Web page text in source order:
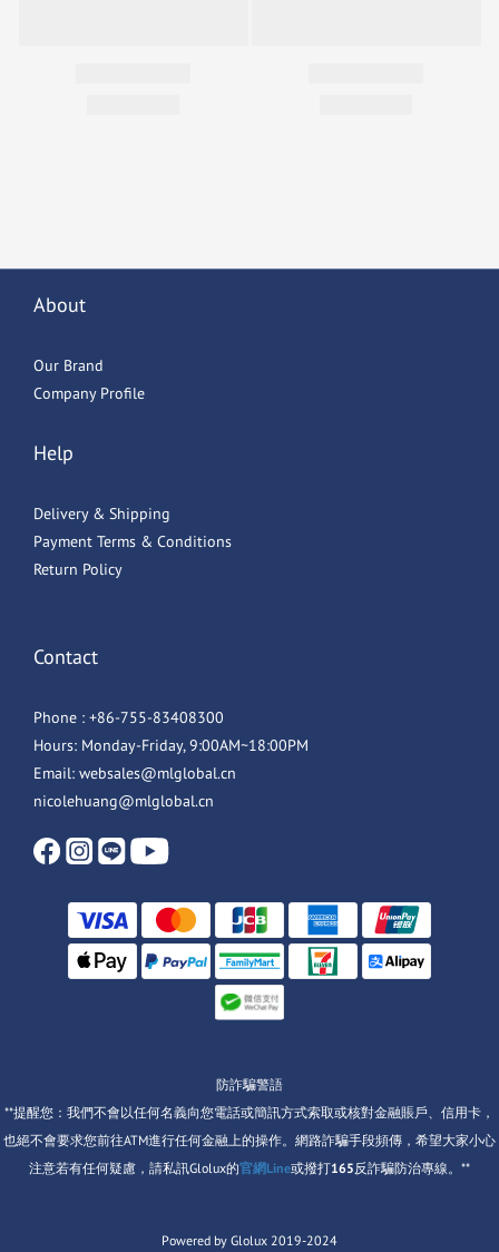
About
Our Brand
Company Profile
Help
Delivery & Shipping
Payment Terms & Conditions
Return Policy
Contact
Phone : +86-755-83408300
Hours: Monday-Friday, 9:00AM~18:00PM
Email: websales@mlglobal.cn
nicolehuang@mlglobal.cn
防詐騙警語
**提醒您：我們不會以任何名義向您電話或簡訊方式索取或核對金融賬戶、信用卡，
也絕不會要求您前往ATM進行任何金融上的操作。網路詐騙手段頻傳，希望大家小心
注意若有任何疑慮，請私訊Glolux的官網Line或撥打165反詐騙防治專線。**
Powered by Glolux 2019-2024